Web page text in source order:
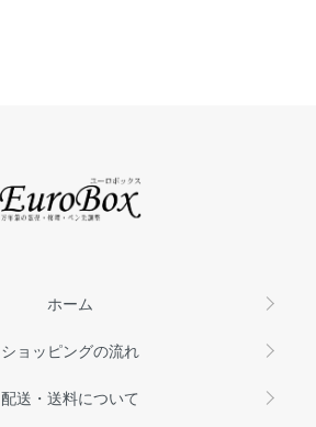
ホーム
ショッピングの流れ
配送・送料について